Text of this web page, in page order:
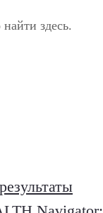
здесь.